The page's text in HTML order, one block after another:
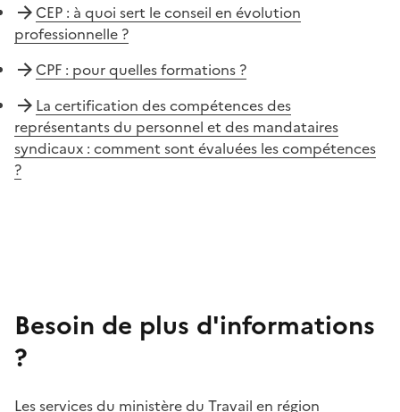
CEP : à quoi sert le conseil en évolution
professionnelle ?
CPF : pour quelles formations ?
La certification des compétences des
représentants du personnel et des mandataires
syndicaux : comment sont évaluées les compétences
?
Besoin de plus d'informations
?
Les services du ministère du Travail en région